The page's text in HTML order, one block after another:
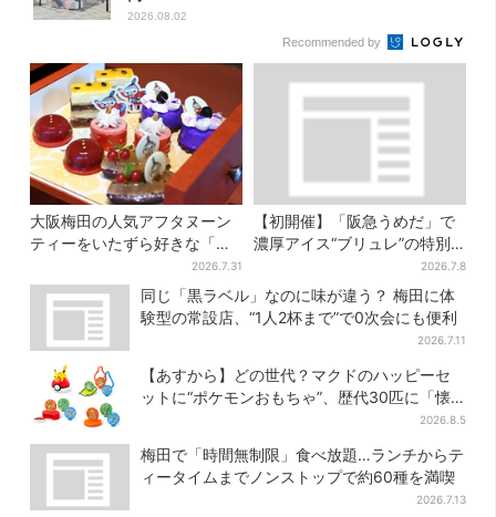
2026.08.02
Recommended by
大阪梅田の人気アフタヌーン
ティーをいたずら好きな「リ
トルミイ」がジャック！「ム
ーミン」たちとバカンスへ
2026.7.31
【初開催】「阪急うめだ」で
濃厚アイス“ブリュレ”の特別
版、ここだけのメニューは各
日50個まで
2026.7.8
同じ「黒ラベル」なのに味が違う？ 梅田に体
験型の常設店、“1人2杯まで”で0次会にも便利
2026.7.11
【あすから】どの世代？マクドのハッピーセ
ットに“ポケモンおもちゃ”、歴代30匹に「懐
2026.8.5
梅田で「時間無制限」食べ放題…ランチからテ
ィータイムまでノンストップで約60種を満喫
2026.7.13